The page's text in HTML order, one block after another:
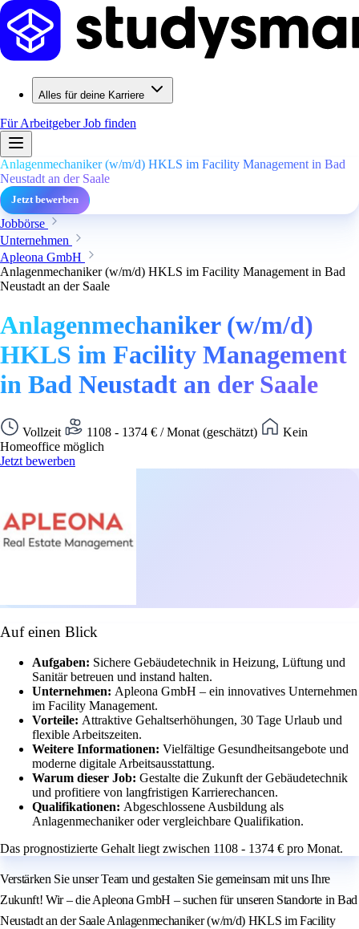
Alles für deine Karriere
Für ArbeitgeberJob finden
Anlagenmechaniker (w/m/d) HKLS im Facility Management in Bad
Neustadt an der Saale
Jetzt bewerben
Jobbörse
Unternehmen
Apleona GmbH
Anlagenmechaniker (w/m/d) HKLS im Facility Management in Bad
Neustadt an der Saale
Anlagenmechaniker (w/m/d)
HKLS im Facility Management
in Bad Neustadt an der Saale
Vollzeit 1108 - 1374 € / Monat (geschätzt)
Kein
Homeoffice möglich
Jetzt bewerben
Auf einen Blick
Aufgaben: Sichere Gebäudetechnik in Heizung, Lüftung und
Sanitär betreuen und instand halten.
Unternehmen: Apleona GmbH – ein innovatives Unternehmen
im Facility Management.
Vorteile: Attraktive Gehaltserhöhungen, 30 Tage Urlaub und
flexible Arbeitszeiten.
Weitere Informationen: Vielfältige Gesundheitsangebote und
moderne digitale Arbeitsausstattung.
Warum dieser Job: Gestalte die Zukunft der Gebäudetechnik
und profitiere von langfristigen Karrierechancen.
Qualifikationen: Abgeschlossene Ausbildung als
Anlagenmechaniker oder vergleichbare Qualifikation.
Das prognostizierte Gehalt liegt zwischen 1108 - 1374 € pro Monat.
Verstärken Sie unser Team und gestalten Sie gemeinsam mit uns Ihre
Zukunft! Wir – die Apleona GmbH – suchen für unseren Standorte in Bad
Neustadt an der Saale Anlagenmechaniker (w/m/d) HKLS im Facility